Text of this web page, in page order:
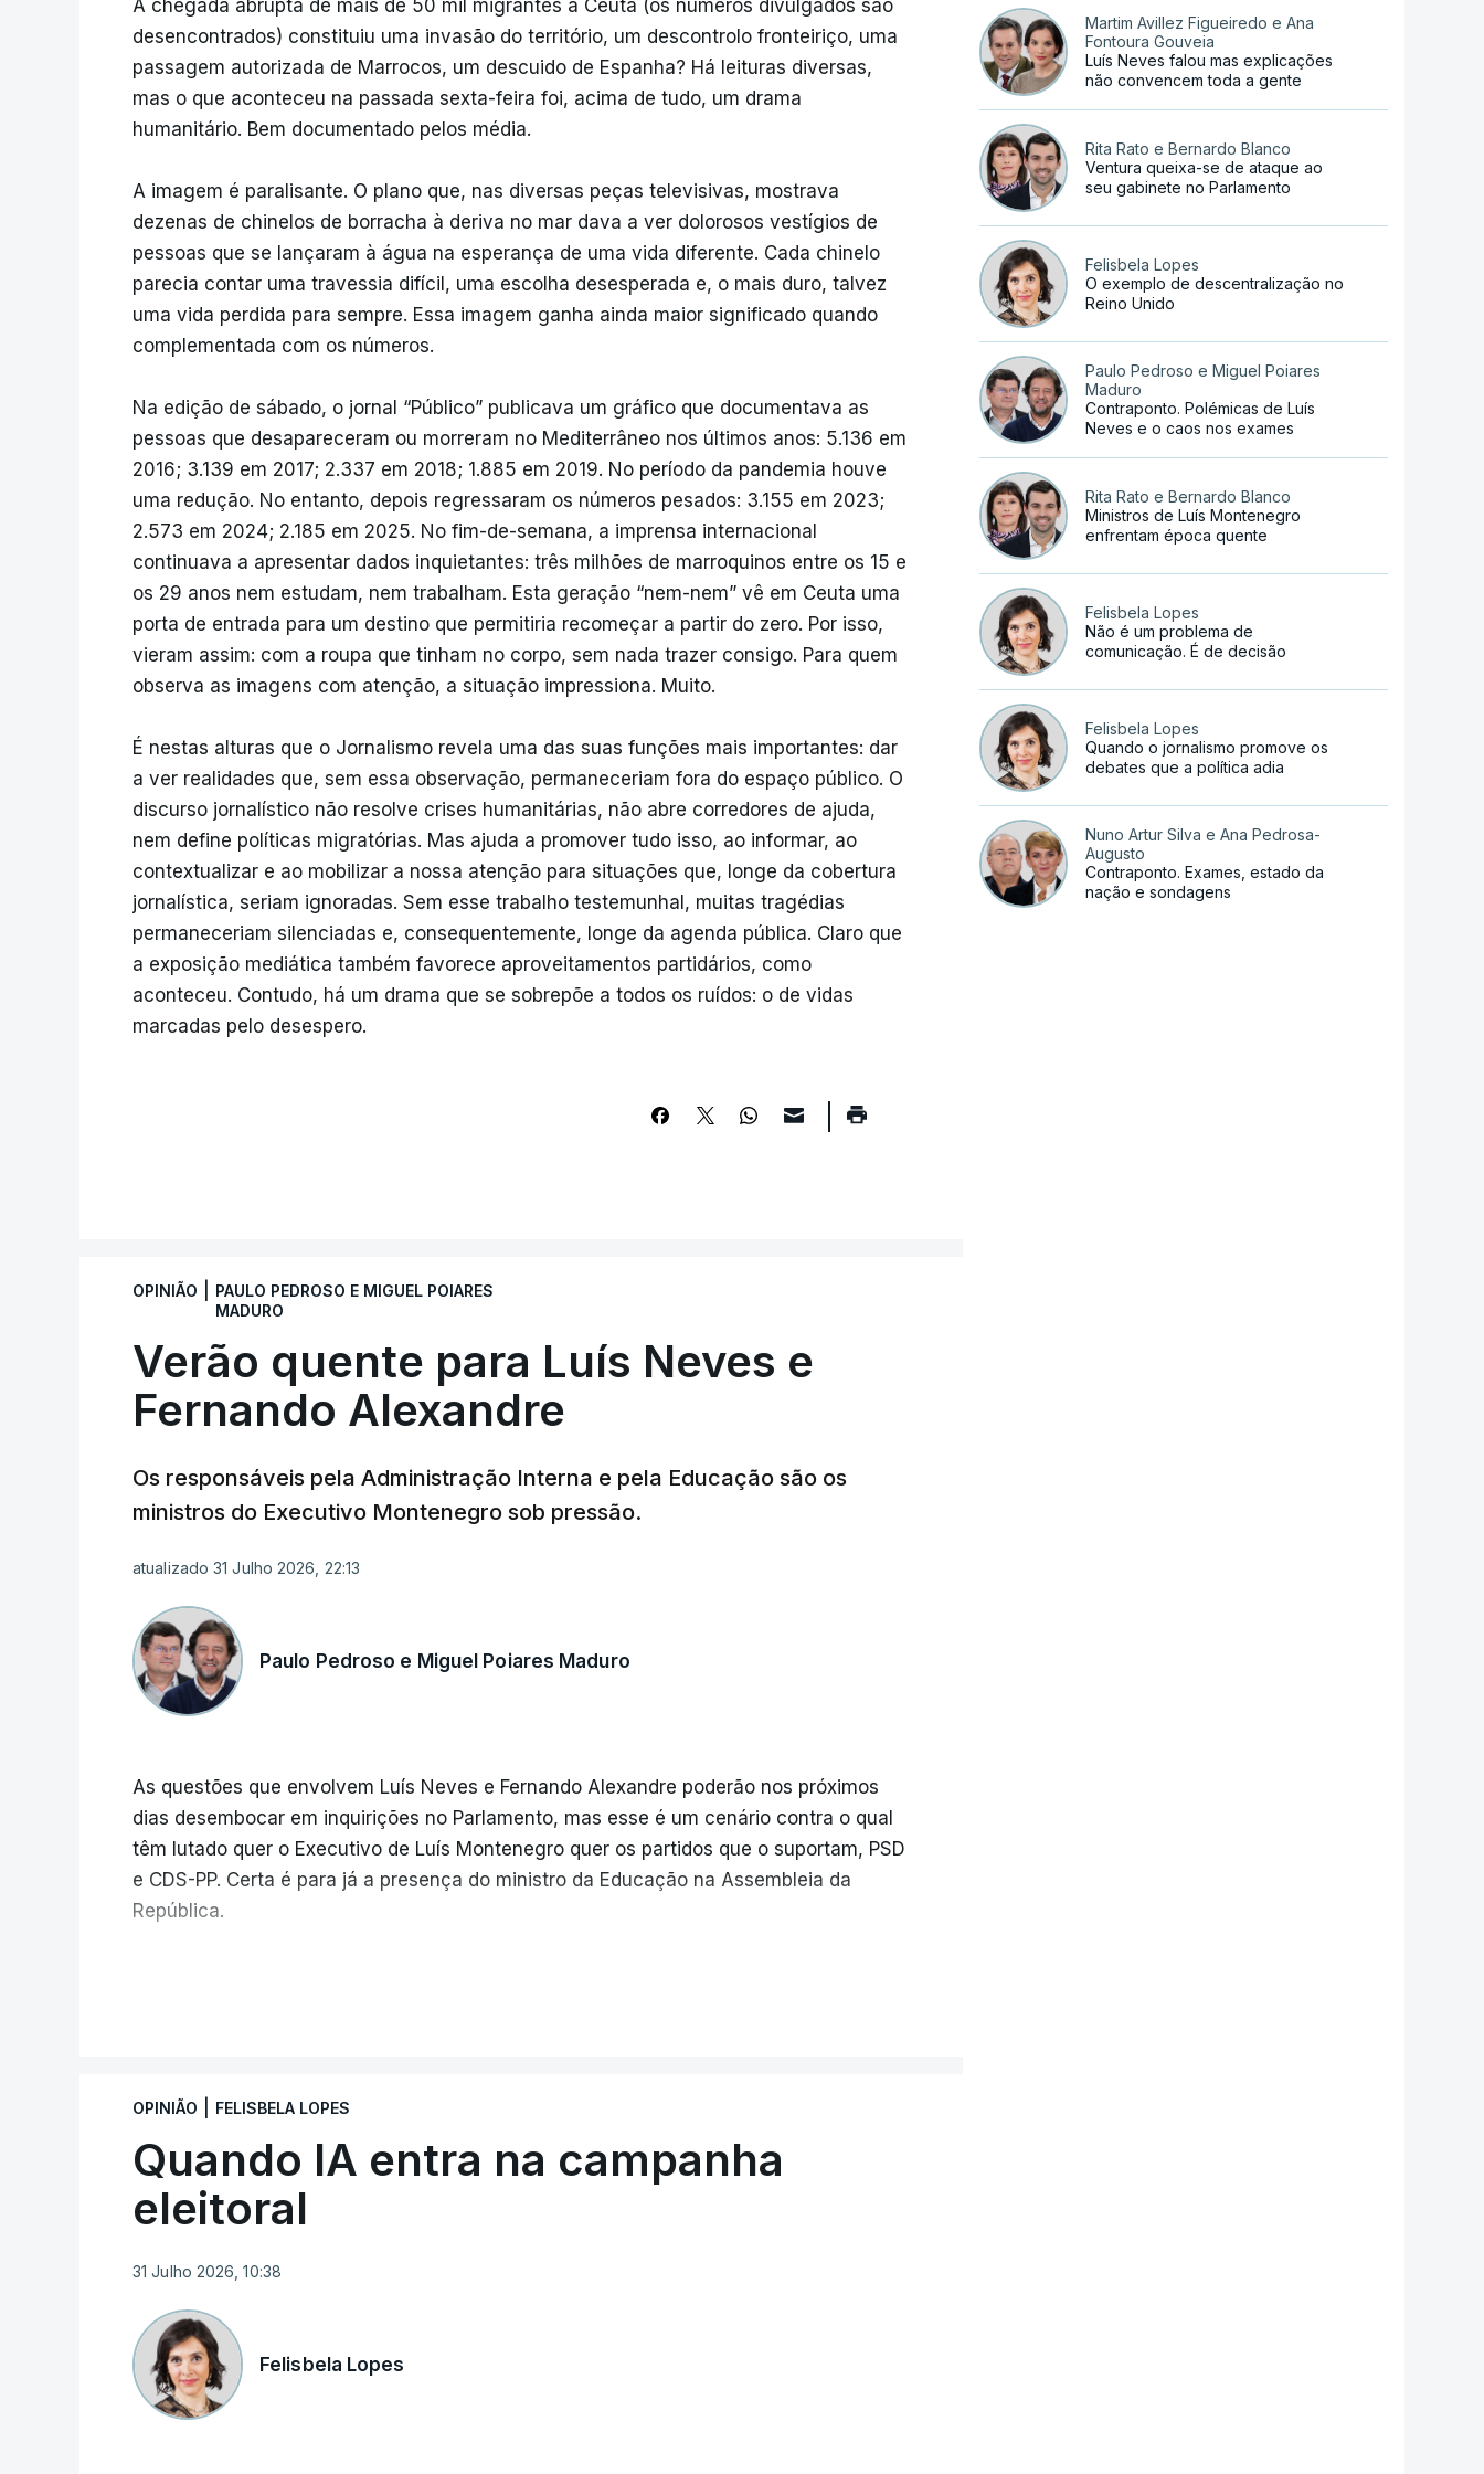
A chegada abrupta de mais de 50 mil migrantes a Ceuta (os números divulgados são
desencontrados) constituiu uma invasão do território, um descontrolo fronteiriço, uma
passagem autorizada de Marrocos, um descuido de Espanha? Há leituras diversas,
mas o que aconteceu na passada sexta-feira foi, acima de tudo, um drama
humanitário. Bem documentado pelos média.
A imagem é paralisante. O plano que, nas diversas peças televisivas, mostrava
dezenas de chinelos de borracha à deriva no mar dava a ver dolorosos vestígios de
pessoas que se lançaram à água na esperança de uma vida diferente. Cada chinelo
parecia contar uma travessia difícil, uma escolha desesperada e, o mais duro, talvez
uma vida perdida para sempre. Essa imagem ganha ainda maior significado quando
complementada com os números.
Na edição de sábado, o jornal “Público” publicava um gráfico que documentava as
pessoas que desapareceram ou morreram no Mediterrâneo nos últimos anos: 5.136 em
2016; 3.139 em 2017; 2.337 em 2018; 1.885 em 2019. No período da pandemia houve
uma redução. No entanto, depois regressaram os números pesados: 3.155 em 2023;
2.573 em 2024; 2.185 em 2025. No fim-de-semana, a imprensa internacional
continuava a apresentar dados inquietantes: três milhões de marroquinos entre os 15 e
os 29 anos nem estudam, nem trabalham. Esta geração “nem-nem” vê em Ceuta uma
porta de entrada para um destino que permitiria recomeçar a partir do zero. Por isso,
vieram assim: com a roupa que tinham no corpo, sem nada trazer consigo. Para quem
observa as imagens com atenção, a situação impressiona. Muito.
É nestas alturas que o Jornalismo revela uma das suas funções mais importantes: dar
a ver realidades que, sem essa observação, permaneceriam fora do espaço público. O
discurso jornalístico não resolve crises humanitárias, não abre corredores de ajuda,
nem define políticas migratórias. Mas ajuda a promover tudo isso, ao informar, ao
contextualizar e ao mobilizar a nossa atenção para situações que, longe da cobertura
jornalística, seriam ignoradas. Sem esse trabalho testemunhal, muitas tragédias
permaneceriam silenciadas e, consequentemente, longe da agenda pública. Claro que
a exposição mediática também favorece aproveitamentos partidários, como
aconteceu. Contudo, há um drama que se sobrepõe a todos os ruídos: o de vidas
marcadas pelo desespero.
OPINIÃO
PAULO PEDROSO E MIGUEL POIARES
MADURO
Verão quente para Luís Neves e
Fernando Alexandre
Os responsáveis pela Administração Interna e pela Educação são os
ministros do Executivo Montenegro sob pressão.
atualizado 31 Julho 2026, 22:13
Paulo Pedroso e Miguel Poiares Maduro
As questões que envolvem Luís Neves e Fernando Alexandre poderão nos próximos
dias desembocar em inquirições no Parlamento, mas esse é um cenário contra o qual
têm lutado quer o Executivo de Luís Montenegro quer os partidos que o suportam, PSD
e CDS-PP. Certa é para já a presença do ministro da Educação na Assembleia da
República.
ERRO 100
ERROR ON HTML5 MEDIA ELEMENT
ESTE CONTEÚDO ESTÁ NESTE MOMENTO INDISPONÍVEL
OPINIÃO FELISBELA LOPES
Quando IA entra na campanha
eleitoral
31 Julho 2026, 10:38
Felisbela Lopes
Martim Avillez Figueiredo e Ana
Fontoura Gouveia
Luís Neves falou mas explicações
não convencem toda a gente
Rita Rato e Bernardo Blanco
Ventura queixa-se de ataque ao
seu gabinete no Parlamento
Felisbela Lopes
O exemplo de descentralização no
Reino Unido
Paulo Pedroso e Miguel Poiares
Maduro
Contraponto. Polémicas de Luís
Neves e o caos nos exames
Rita Rato e Bernardo Blanco
Ministros de Luís Montenegro
enfrentam época quente
Felisbela Lopes
Não é um problema de
comunicação. É de decisão
Felisbela Lopes
Quando o jornalismo promove os
debates que a política adia
Nuno Artur Silva e Ana Pedrosa-
Augusto
Contraponto. Exames, estado da
nação e sondagens